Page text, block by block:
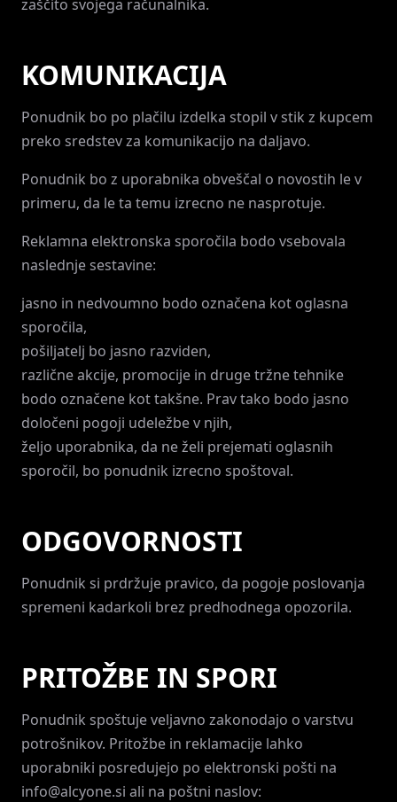
zaščito svojega računalnika.
KOMUNIKACIJA
Ponudnik bo po plačilu izdelka stopil v stik z kupcem
preko sredstev za komunikacijo na daljavo.
Ponudnik bo z uporabnika obveščal o novostih le v
primeru, da le ta temu izrecno ne nasprotuje.
Reklamna elektronska sporočila bodo vsebovala
naslednje sestavine:
jasno in nedvoumno bodo označena kot oglasna
sporočila,
pošiljatelj bo jasno razviden,
različne akcije, promocije in druge tržne tehnike
bodo označene kot takšne. Prav tako bodo jasno
določeni pogoji udeležbe v njih,
željo uporabnika, da ne želi prejemati oglasnih
sporočil, bo ponudnik izrecno spoštoval.
ODGOVORNOSTI
Ponudnik si prdržuje pravico, da pogoje poslovanja
spremeni kadarkoli brez predhodnega opozorila.
PRITOŽBE IN SPORI
Ponudnik spoštuje veljavno zakonodajo o varstvu
potrošnikov. Pritožbe in reklamacije lahko
uporabniki posredujejo po elektronski pošti na
info@alcyone.si ali na poštni naslov: